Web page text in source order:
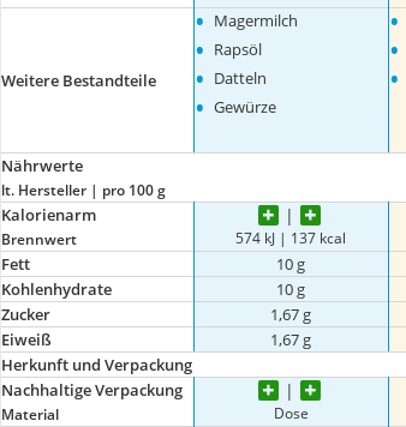
Weitere Bestandteile
• Magermilch
• Rapsöl
• Datteln
• Gewürze
•
•
•
Nährwerte
lt. Hersteller | pro 100 g
Kalorienarm
Brennwert 574 kJ | 137 kcal
Fett 10 g
Kohlenhydrate
10 g
Zucker
1,67 g
Eiweiß
1,67 g
Herkunft und Verpackung
Nachhaltige Verpackung
Material Dose